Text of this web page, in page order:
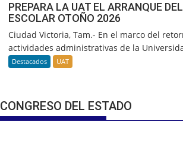
PREPARA LA UAT EL ARRANQUE
ESCOLAR OTOÑO 2026
Ciudad Victoria, Tam.- En el marco del
actividades administrativas de la
Destacados UAT
CONGRESO DEL ESTADO